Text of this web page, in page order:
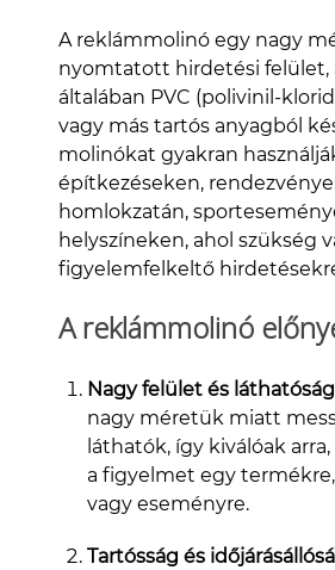
A reklámmolinó egy nagy
nyomtatott hirdetési felület,
általában PVC (polivinil-
vagy más tartós anyagból
molinókat gyakran
építkezéseken,
homlokzatán,
helyszíneken, ahol szükség
figyelemfelkeltő
A reklámmolinó
Nagy felület és
nagy méretük miatt
láthatók, így kiválóak
a figyelmet egy
vagy eseményre.
Tartósság és